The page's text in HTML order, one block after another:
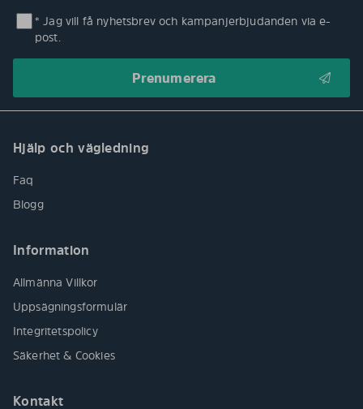
* Jag vill få nyhetsbrev och kampanjerbjudanden via e-
post.
Hjälp och vägledning
Faq
Blogg
Information
Allmänna Villkor
Uppsägningsformulär
Integritetspolicy
Säkerhet & Cookies
Kontakt